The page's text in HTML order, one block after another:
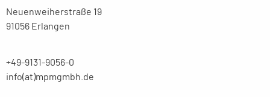
Neuenweiherstraße 19
91056 Erlangen
+49-9131-9056-0
info(at)mpmgmbh.de